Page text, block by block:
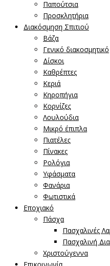
Παπούτσια
Προσκλητήρια
Διακόσμηση Σπιτιού
Βάζα
Γενικό διακοσμητικό
Δίσκοι
Καθρέπτες
Κεριά
Κηροπήγια
Κορνίζες
Λουλούδια
Μικρό έπιπλα
Πιατέλες
Πίνακες
Ρολόγια
Υφάσματα
Φανάρια
Φωτιστικά
Εποχιακό
Πάσχα
Πασχαλινές
Πασχαλινή
Χριστούγεννα